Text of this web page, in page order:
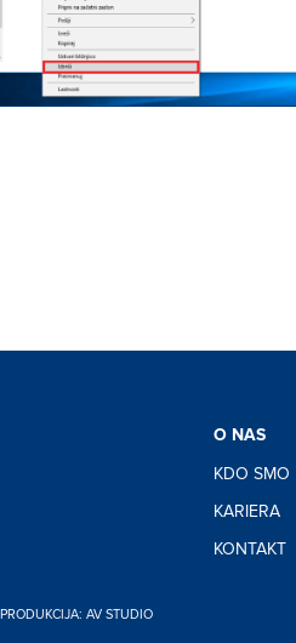
O NAS
KDO SMO
KARIERA
KONTAKT
PRODUKCIJA: AV STUDIO